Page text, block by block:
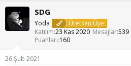
k
i
l
e
SDG
Yoda
Üretken Üye
Katılım 23 Kas 2020 Mesajlar539
Puanları 160
26 Şub 2021